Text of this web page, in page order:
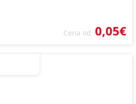
Cena od 0,05€